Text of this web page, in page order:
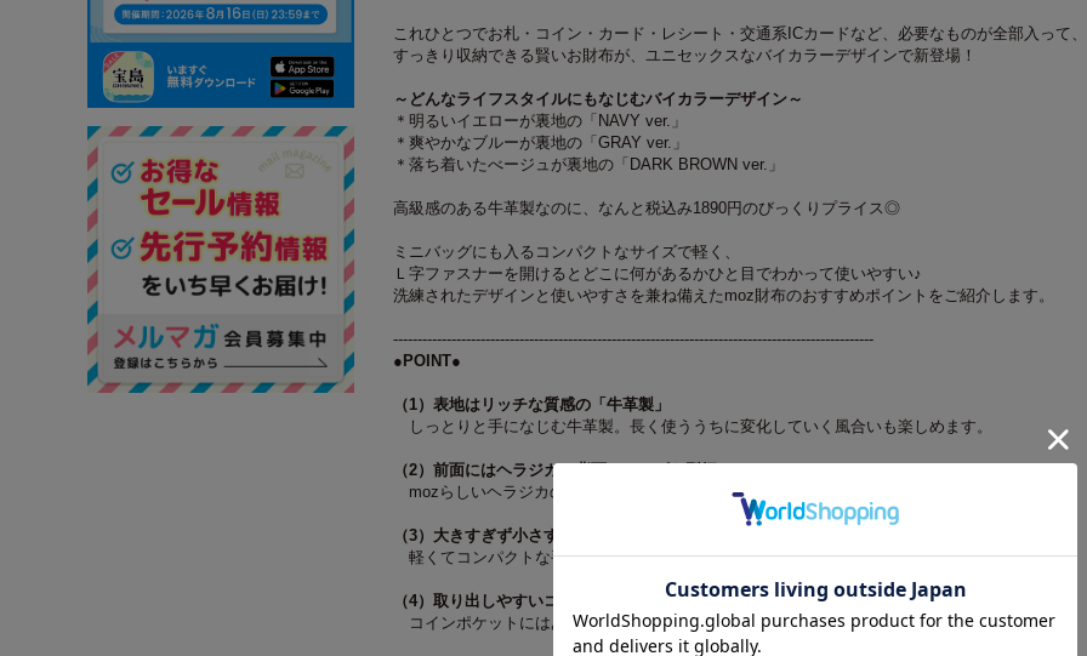
これひとつでお札・コイン・カード・レシート・交通系ICカードなど、必要なものが全部入って、
すっきり収納できる賢いお財布が、ユニセックスなバイカラーデザインで新登場！
～どんなライフスタイルにもなじむバイカラーデザイン～
＊明るいイエローが裏地の「NAVY ver.」
＊爽やかなブルーが裏地の「GRAY ver.」
＊落ち着いたべージュが裏地の「DARK BROWN ver.」
高級感のある牛革製なのに、なんと税込み1890円のびっくりプライス◎
ミニバッグにも入るコンパクトなサイズで軽く、
Ｌ字ファスナーを開けるとどこに何があるかひと目でわかって使いやすい♪
洗練されたデザインと使いやすさを兼ね備えたmoz財布のおすすめポイントをご紹介します。
---------------------------------------------------------------------------------------------------
●POINT●
（1）表地はリッチな質感の「牛革製」
しっとりと手になじむ牛革製。長く使ううちに変化していく風合いも楽しめます。
（2）前面にはヘラジカ、背面にはロゴを型押し
mozらしいヘラジカの型押しで、シンプルながらおしゃれなデザイン。
（3）大きすぎず小さすぎないサイズ
軽くてコンパクトな手のひらサイズなのに収納力も十分。
（4）取り出しやすいコインポケット
コインポケットにはあえてファスナーをつけず、見やすくサッと出し入れできる形に。